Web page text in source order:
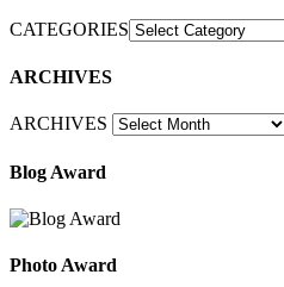
CATEGORIES
ARCHIVES
ARCHIVES
Blog Award
Photo Award